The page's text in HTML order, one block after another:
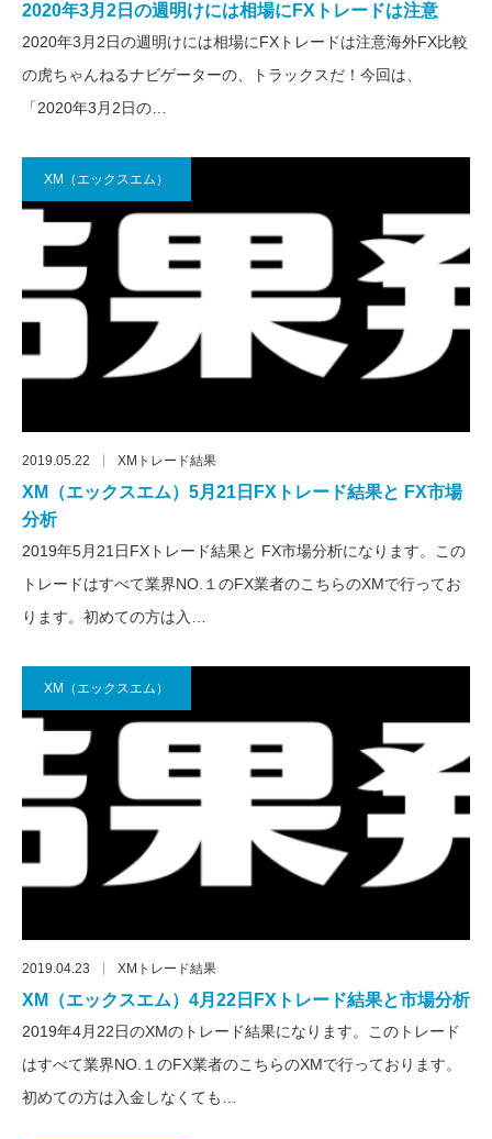
2020年3月2日の週明けには相場にFXトレードは注意
2020年3月2日の週明けには相場にFXトレードは注意海外FX比較
の虎ちゃんねるナビゲーターの、トラックスだ！今回は、
「2020年3月2日の…
XM（エックスエム）
2019.05.22 XMトレード結果
XM（エックスエム）5月21日FXトレード結果と FX市場
分析
2019年5月21日FXトレード結果と FX市場分析になります。この
トレードはすべて業界NO.１のFX業者のこちらのXMで行ってお
ります。初めての方は入…
XM（エックスエム）
2019.04.23 XMトレード結果
XM（エックスエム）4月22日FXトレード結果と市場分析
2019年4月22日のXMのトレード結果になります。このトレード
はすべて業界NO.１のFX業者のこちらのXMで行っております。
初めての方は入金しなくても…